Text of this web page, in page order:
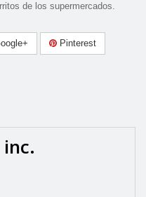
de los supermercados.
Pinterest